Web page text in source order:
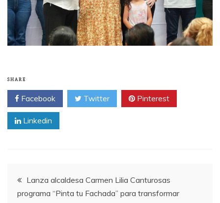
SHARE
Facebook Twitter Pinterest
Linkedin
PostLanza alcaldesa Carmen Lilia Canturosas
programa “Pinta tu Fachada” para transformar